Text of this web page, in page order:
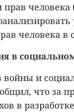
человека
человека в
в
и
что за
в